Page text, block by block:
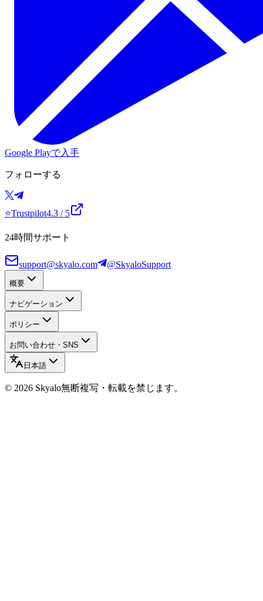
Google Playで入手
フォローする
⭐Trustpilot4.3 / 5
24時間サポート
support@skyalo.com @SkyaloSupport
概要
ナビゲーション
ポリシー
お問い合わせ・SNS
日本語
© 2026 Skyalo無断複写・転載を禁じます。